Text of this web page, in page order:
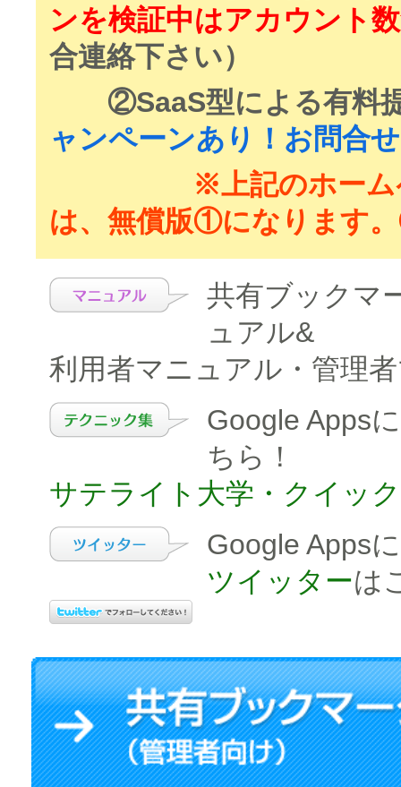
ンを検証中はアカウント
合連絡下さい）
②SaaS型による有料
ャンペーンあり！お問合
※上記のホームペー
は、無償版①になります
共有ブックマ
ュアル&
利用者マニュアル・管理
Google Apps
ちら！
サテライト大学・クイッ
Google Apps
ツイッターは